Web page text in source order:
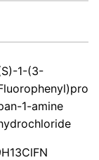
1-(3-
1-amine